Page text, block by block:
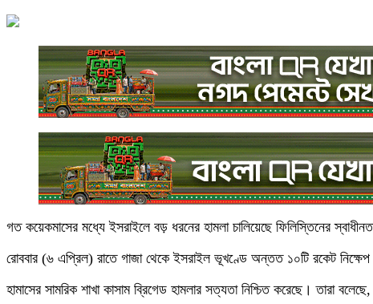
গত কয়েকমাসের মধ্যে ইসরাইলে বড় ধরনের হামলা চালিয়েছে ফিলিস্তিনের
রোববার (৬ এপ্রিল) রাতে গাজা থেকে ইসরাইল ভূখণ্ডে অন্তত ১০টি রকেট
হামাসের সামরিক শাখা কাসাম ব্রিগেড হামলার সত্যতা নিশ্চিত করেছে। তারা